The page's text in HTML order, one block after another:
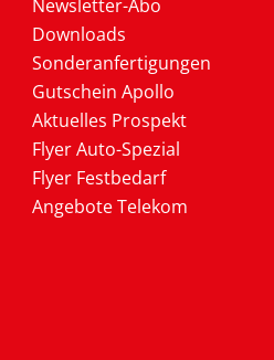
Newsletter-Abo
Downloads
Sonderanfertigungen
Gutschein Apollo
Aktuelles Prospekt
Flyer Auto-Spezial
Flyer Festbedarf
Angebote Telekom